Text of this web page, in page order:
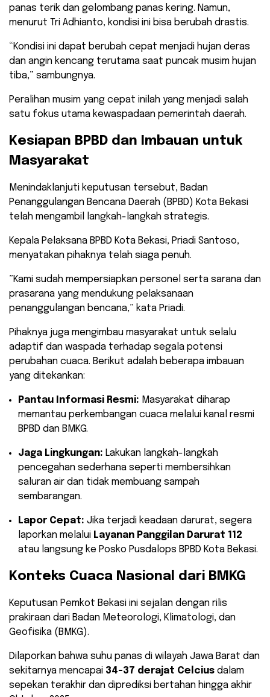
panas terik dan gelombang panas kering. Namun,
menurut Tri Adhianto, kondisi ini bisa berubah drastis.
“Kondisi ini dapat berubah cepat menjadi hujan deras
dan angin kencang terutama saat puncak musim hujan
tiba,” sambungnya.
Peralihan musim yang cepat inilah yang menjadi salah
satu fokus utama kewaspadaan pemerintah daerah.
Kesiapan BPBD dan Imbauan untuk
Masyarakat
Menindaklanjuti keputusan tersebut, Badan
Penanggulangan Bencana Daerah (BPBD) Kota Bekasi
telah mengambil langkah-langkah strategis.
Kepala Pelaksana BPBD Kota Bekasi, Priadi Santoso,
menyatakan pihaknya telah siaga penuh.
​”Kami sudah mempersiapkan personel serta sarana dan
prasarana yang mendukung pelaksanaan
penanggulangan bencana,” kata Priadi.
​Pihaknya juga mengimbau masyarakat untuk selalu
adaptif dan waspada terhadap segala potensi
perubahan cuaca. Berikut adalah beberapa imbauan
yang ditekankan:
Pantau Informasi Resmi: Masyarakat diharap
memantau perkembangan cuaca melalui kanal resmi
BPBD dan BMKG.
Jaga Lingkungan: Lakukan langkah-langkah
pencegahan sederhana seperti membersihkan
saluran air dan tidak membuang sampah
sembarangan.
Lapor Cepat: Jika terjadi keadaan darurat, segera
laporkan melalui Layanan Panggilan Darurat 112
atau langsung ke Posko Pusdalops BPBD Kota Bekasi.
Konteks Cuaca Nasional dari BMKG
Keputusan Pemkot Bekasi ini sejalan dengan rilis
prakiraan dari Badan Meteorologi, Klimatologi, dan
Geofisika (BMKG).
Dilaporkan bahwa suhu panas di wilayah Jawa Barat dan
sekitarnya mencapai 34-37 derajat Celcius dalam
sepekan terakhir dan diprediksi bertahan hingga akhir